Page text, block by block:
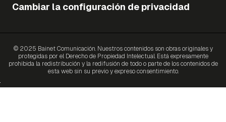
Cambiar la configuración de privacidad
© 2025 Bainet Comunicación. Nuestros contenidos son obras originales y
protegidas por el Derecho de Propiedad Intelectual. Está expresamente
prohibida la redistribución y la redifusión de todo o parte de los contenidos de
esta web sin su previo y expreso consentimiento.